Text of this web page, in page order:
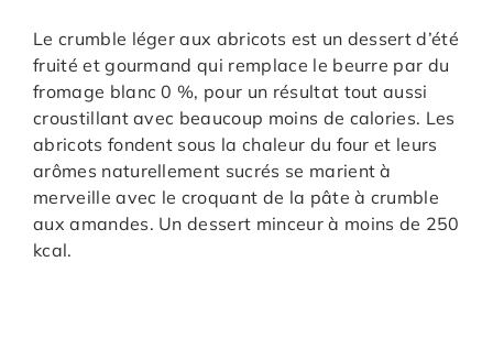
Le crumble léger aux abricots est un dessert d’été
fruité et gourmand qui remplace le beurre par du
fromage blanc 0 %, pour un résultat tout aussi
croustillant avec beaucoup moins de calories. Les
abricots fondent sous la chaleur du four et leurs
arômes naturellement sucrés se marient à
merveille avec le croquant de la pâte à crumble
aux amandes. Un dessert minceur à moins de 250
kcal.